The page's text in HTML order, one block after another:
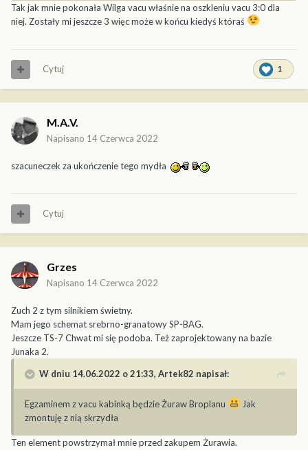
Tak jak mnie pokonała Wilga vacu właśnie na oszkleniu vacu 3:0 dla
niej. Zostały mi jeszcze 3 więc może w końcu kiedyś któraś
1
Cytuj
M.A.V.
Napisano 14 Czerwca 2022
szacuneczek za ukończenie tego mydła
Cytuj
Grzes
Napisano 14 Czerwca 2022
Zuch 2 z tym silnikiem świetny.
Mam jego schemat srebrno-granatowy SP-BAG.
Jeszcze TS-7 Chwat mi się podoba. Też zaprojektowany na bazie
Junaka 2.
W dniu 14.06.2022 o 21:33, Artek82 napisał:
Egzaminem z vacu kabinką będzie Żuraw Broplanu
Jak
zmontuję z nią skrzydła
Ten element powstrzymał mnie przed zakupem Żurawia.